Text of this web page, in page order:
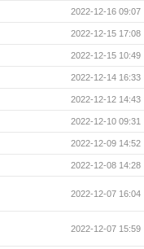
2022-12-16 09:07
2022-12-15 17:08
2022-12-15 10:49
2022-12-14 16:33
2022-12-12 14:43
2022-12-10 09:31
2022-12-09 14:52
2022-12-08 14:28
2022-12-07 16:04
2022-12-07 15:59